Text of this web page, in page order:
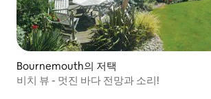
Bournemouth의 저택
비치 뷰 - 멋진 바다 전망과 소리!